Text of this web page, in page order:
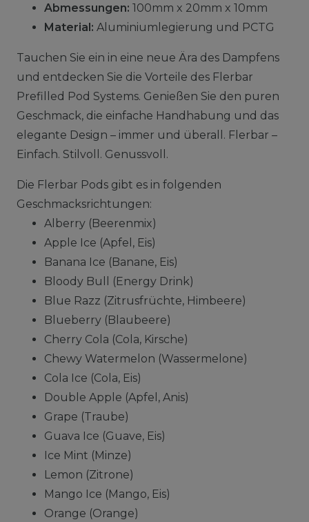
Abmessungen: 100mm x 20mm x 10mm
Material: Aluminiumlegierung und PCTG
Tauchen Sie ein in eine neue Ära des Dampfens
und entdecken Sie die Vorteile des Flerbar
Prefilled Pod Systems. Genießen Sie den puren
Geschmack, die einfache Handhabung und das
elegante Design – immer und überall. Flerbar –
Einfach. Stilvoll. Genussvoll.
Die Flerbar Pods gibt es in folgenden
Geschmacksrichtungen:
Alberry (Beerenmix)
Apple Ice (Apfel, Eis)
Banana Ice (Banane, Eis)
Bloody Bull (Energy Drink)
Blue Razz (Zitrusfrüchte, Himbeere)
Blueberry (Blaubeere)
Cherry Cola (Cola, Kirsche)
Chewy Watermelon (Wassermelone)
Cola Ice (Cola, Eis)
Double Apple (Apfel, Anis)
Grape (Traube)
Guava Ice (Guave, Eis)
Ice Mint (Minze)
Lemon (Zitrone)
Mango Ice (Mango, Eis)
Orange (Orange)